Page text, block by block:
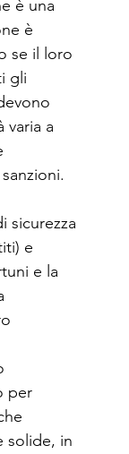
è una
è
se il loro
gli
varia a
sicurezza
e
e la
per
solide, in